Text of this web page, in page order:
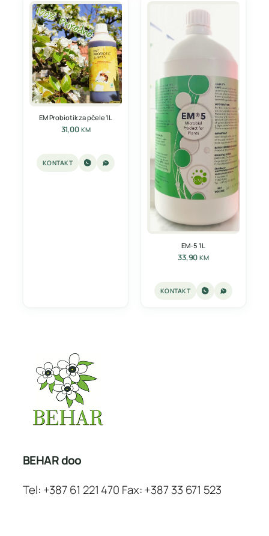
EM Probiotik za pčele 1L
31,00 KM
KONTAKT
EM-5 1L
33,90KM
KONTAKT
BEHAR doo
Tel: +387 61 221 470 Fax: +387 33 671 523